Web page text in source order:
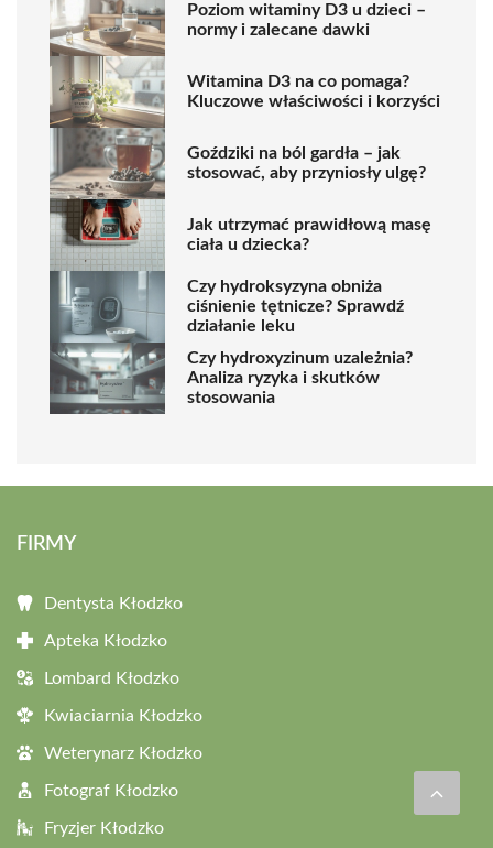
Poziom witaminy D3 u dzieci –
normy i zalecane dawki
Witamina D3 na co pomaga?
Kluczowe właściwości i korzyści
Goździki na ból gardła – jak
stosować, aby przyniosły ulgę?
Jak utrzymać prawidłową masę
ciała u dziecka?
Czy hydroksyzyna obniża
ciśnienie tętnicze? Sprawdź
działanie leku
Czy hydroxyzinum uzależnia?
Analiza ryzyka i skutków
stosowania
FIRMY
Dentysta Kłodzko
Apteka Kłodzko
Lombard Kłodzko
Kwiaciarnia Kłodzko
Weterynarz Kłodzko
Fotograf Kłodzko
Fryzjer Kłodzko